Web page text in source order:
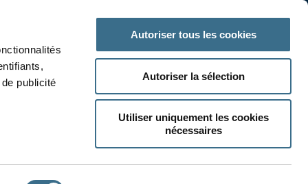
publicité
Autoriser tous les cookies
Autoriser la sélection
Utiliser uniquement les cookies
nécessaires